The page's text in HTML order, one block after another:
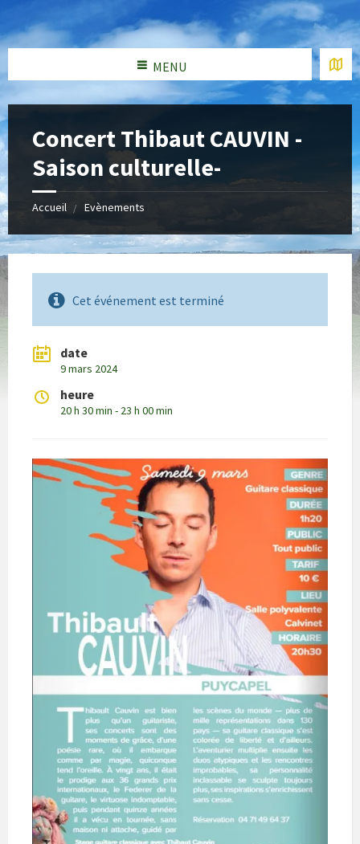
MENU
Concert Thibaut CAUVIN -
Saison culturelle-
Accueil Evènements
Cet événement est terminé
date
9 mars 2024
heure
20 h 30 min - 23 h 00 min